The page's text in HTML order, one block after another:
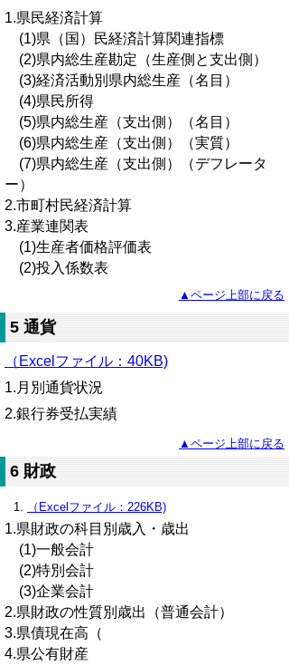
1.県民経済計算
(1)県（国）民経済計算関連指標
(2)県内総生産勘定（生産側と支出側）
(3)経済活動別県内総生産（名目）
(4)県民所得
(5)県内総生産（支出側）（名目）
(6)県内総生産（支出側）（実質）
(7)県内総生産（支出側）（デフレータ
ー）
2.市町村民経済計算
3.産業連関表
(1)生産者価格評価表
(2)投入係数表
▲ページ上部に戻る
5 通貨
（Excelファイル：40KB)
1.月別通貨状況
2.銀行券受払実績
▲ページ上部に戻る
6 財政
（Excelファイル：226KB)
1.県財政の科目別歳入・歳出
(1)一般会計
(2)特別会計
(3)企業会計
2.県財政の性質別歳出（普通会計）
3.県債現在高（
4.県公有財産